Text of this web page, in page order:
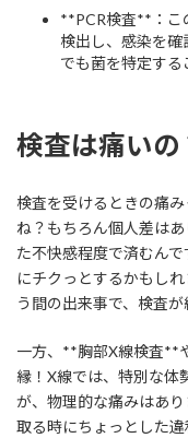
**PCR検査**：こ
検出し、感染を確
でも菌を特定する
検査は痛いの
検査を受けるときの痛
ね？もちろん個人差は
た不快感程度で済むん
にチクっとするかもし
う間の出来事で、検査が
一方、**胸部X線検査**
縁！X線では、特別な体
が、物理的な痛みはあ
取る時にちょっとした